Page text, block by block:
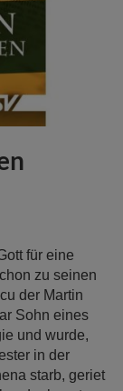
für eine
zu seinen
der Martin
Sohn eines
und wurde,
in der
starb, geriet